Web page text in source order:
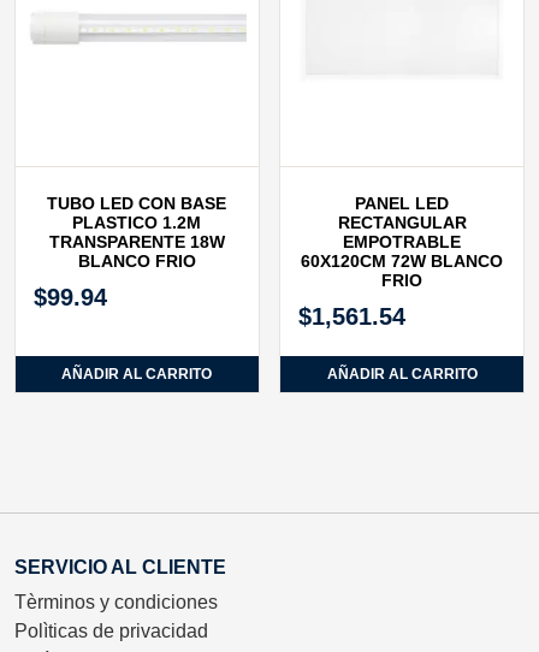
TUBO LED CON BASE
PLASTICO 1.2M
TRANSPARENTE 18W
BLANCO FRIO
$99.94
AÑADIR AL CARRITO
PANEL LED
RECTANGULAR
EMPOTRABLE
60X120CM 72W BLANCO
FRIO
$1,561.54
AÑADIR AL CARRITO
SERVICIO AL CLIENTE
Tèrminos y condiciones
Polìticas de privacidad